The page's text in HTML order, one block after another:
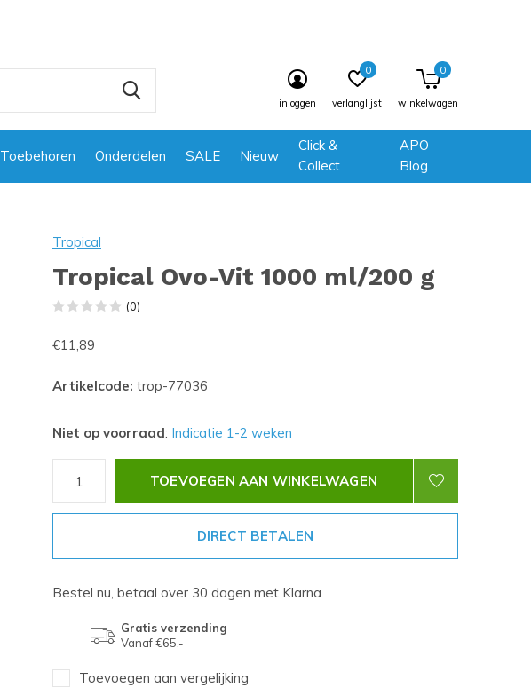
Toebehoren Onderdelen SALE Nieuw
Click &
Collect
APO
Blog
inloggen verlanglijst
0
winkelwagen
0
Tropical
Tropical Ovo-Vit 1000 ml/200 g
(0)
€11,89
Artikelcode: trop-77036
Niet op voorraad: Indicatie 1-2 weken
TOEVOEGEN AAN WINKELWAGEN
DIRECT BETALEN
Bestel nu, betaal over 30 dagen met Klarna
Gratis verzending
Vanaf €65,-
Toevoegen aan vergelijking